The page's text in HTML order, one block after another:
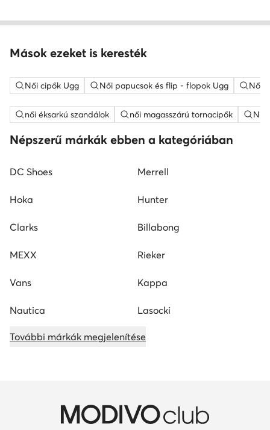
Mások ezeket is keresték
Női cipők Ugg Női papucsok és flip - flopok Ugg Női
női éksarkú szandálok női magasszárú tornacipők
Népszerű márkák ebben a kategóriában
DC Shoes Merrell
Hoka Hunter
Clarks Billabong
MEXX Rieker
Vans Kappa
Nautica Lasocki
További márkák megjelenítése